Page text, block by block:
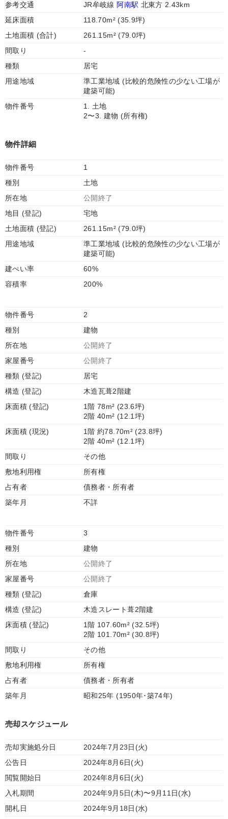
参考交通
JR牟岐線 阿南駅 北東方 2.43km
延床面積
118.70m² (35.9坪)
土地面積 (合計)
261.15m² (79.0坪)
間取り
-
種類
居宅
用途地域
準工業地域 (比較的危険性の少ない工場が
建築可能)
物件番号
1. 土地
2〜3. 建物 (所有権)
物件詳細
物件番号
1
種別
土地
所在地
公開終了
地目 (登記)
宅地
土地面積 (登記)
261.15m² (79.0坪)
用途地域
準工業地域 (比較的危険性の少ない工場が
建築可能)
建ぺい率
60%
容積率
200%
物件番号
2
種別
建物
所在地
公開終了
家屋番号
公開終了
種類 (登記)
居宅
構造 (登記)
木造瓦葺2階建
床面積 (登記)
1階 78m² (23.6坪)
2階 40m² (12.1坪)
床面積 (現況)
1階 約78.70m² (23.8坪)
2階 40m² (12.1坪)
間取り
その他
敷地利用権
所有権
占有者
債務者・所有者
築年月
不詳
物件番号
3
種別
建物
所在地
公開終了
家屋番号
公開終了
種類 (登記)
倉庫
構造 (登記)
木造スレート葺2階建
床面積 (登記)
1階 107.60m² (32.5坪)
2階 101.70m² (30.8坪)
間取り
その他
敷地利用権
所有権
占有者
債務者・所有者
築年月
昭和25年 (1950年･築74年)
売却スケジュール
売却実施処分日
2024年7月23日(火)
公告日
2024年8月6日(火)
閲覧開始日
2024年8月6日(火)
入札期間
2024年9月5日(木)〜9月11日(水)
開札日
2024年9月18日(水)